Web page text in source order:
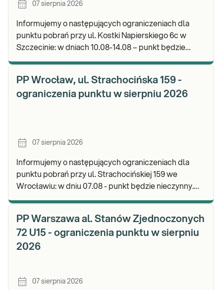
07 sierpnia 2026
Informujemy o następujących ograniczeniach dla
punktu pobrań przy ul. Kostki Napierskiego 6c w
Szczecinie: w dniach 10.08-14.08 – punkt będzie
PP Wrocław, ul. Strachocińska 159 -
ograniczenia punktu w sierpniu 2026
07 sierpnia 2026
Informujemy o następujących ograniczeniach dla
punktu pobrań przy ul. Strachocińskiej 159 we
Wrocławiu: w dniu 07.08 - punkt będzie nieczynny.
PP Warszawa al. Stanów Zjednoczonych
72 U15 - ograniczenia punktu w sierpniu
2026
07 sierpnia 2026